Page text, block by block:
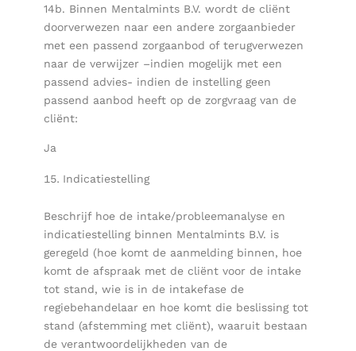
14b. Binnen Mentalmints B.V. wordt de cliënt
doorverwezen naar een andere zorgaanbieder
met een passend zorgaanbod of terugverwezen
naar de verwijzer –indien mogelijk met een
passend advies- indien de instelling geen
passend aanbod heeft op de zorgvraag van de
cliënt:
Ja
Indicatiestelling
Beschrijf hoe de intake/probleemanalyse en
indicatiestelling binnen Mentalmints B.V. is
geregeld (hoe komt de aanmelding binnen, hoe
komt de afspraak met de cliënt voor de intake
tot stand, wie is in de intakefase de
regiebehandelaar en hoe komt die beslissing tot
stand (afstemming met cliënt), waaruit bestaan
de verantwoordelijkheden van de